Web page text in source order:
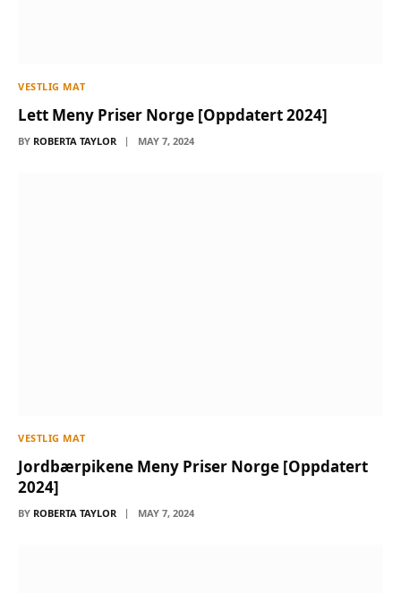
VESTLIG MAT
Lett Meny Priser Norge [Oppdatert 2024]
BY ROBERTA TAYLOR MAY 7, 2024
VESTLIG MAT
Jordbærpikene Meny Priser Norge [Oppdatert
2024]
BY ROBERTA TAYLOR MAY 7, 2024